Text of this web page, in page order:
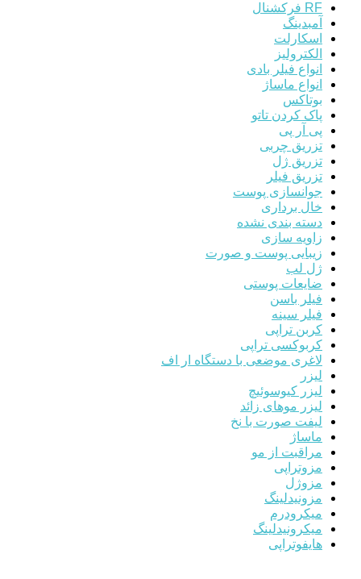
RF فرکشنال
آمبدینگ
اسکارلت
الکترولیز
انواع فیلر بادی
انواع ماساژ
بوتاکس
پاک کردن تاتو
پی آر پی
تزریق چربی
تزریق ژل
تزریق فیلر
جوانسازی پوست
خال برداری
دسته بندی نشده
زاویه سازی
زیبایی پوست و صورت
ژل لب
ضایعات پوستی
فیلر باسن
فیلر سینه
کربن تراپی
کربوکسی تراپی
لاغری موضعی با دستگاه ار اف
لیزر
لیزر کیوسوئیچ
لیزر موهای زائد
لیفت صورت با نخ
ماساژ
مراقبت از مو
مزوتراپی
مزوژل
مزونیدلینگ
میکرودرم
میکرونیدلینگ
هایفوتراپی